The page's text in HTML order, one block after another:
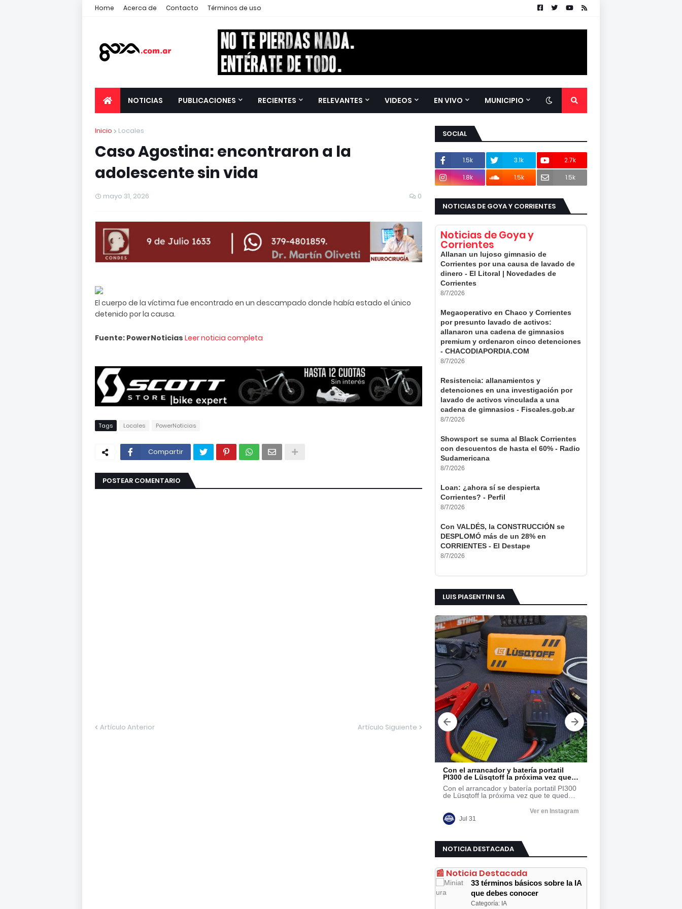
Home Acerca de Contacto Términos de uso
NOTICIAS PUBLICACIONES RECIENTES RELEVANTES VIDEOS EN VIVO MUNICIPIO
Inicio Locales
Caso Agostina: encontraron a la
adolescente sin vida
mayo 31, 2026 0
El cuerpo de la víctima fue encontrado en un descampado donde había estado el único
detenido por la causa.
Fuente: PowerNoticias Leer noticia completa
Tags Locales PowerNoticias
Compartir
POSTEAR COMENTARIO
Artículo Anterior Artículo Siguiente
SOCIAL
1.5k 3.1k
2.7k
1.8k
1.5k 1.5k
NOTICIAS DE GOYA Y CORRIENTES
Noticias de Goya y
Corrientes
Allanan un lujoso gimnasio de
Corrientes por una causa de lavado de
dinero - El Litoral | Novedades de
Corrientes
8/7/2026
Megaoperativo en Chaco y Corrientes
por presunto lavado de activos:
allanaron una cadena de gimnasios
premium y ordenaron cinco detenciones
- CHACODIAPORDIA.COM
8/7/2026
Resistencia: allanamientos y
detenciones en una investigación por
lavado de activos vinculada a una
cadena de gimnasios - Fiscales.gob.ar
8/7/2026
Showsport se suma al Black Corrientes
con descuentos de hasta el 60% - Radio
Sudamericana
8/7/2026
Loan: ¿ahora sí se despierta
Corrientes? - Perfil
8/7/2026
Con VALDÉS, la CONSTRUCCIÓN se
DESPLOMÓ más de un 28% en
CORRIENTES - El Destape
8/7/2026
LUIS PIASENTINI SA
NOTICIA DESTACADA
📰 Noticia Destacada
33 términos básicos sobre la IA
que debes conocer
Categoría: IA